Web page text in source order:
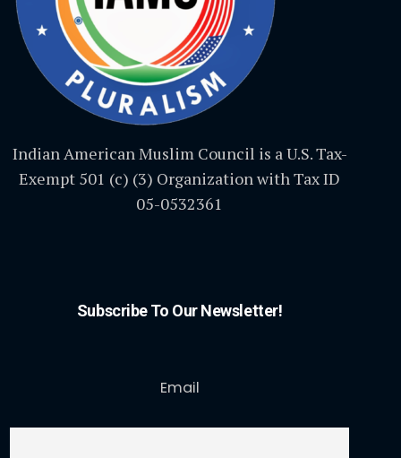
Indian American Muslim Council is a U.S. Tax-
Exempt 501 (c) (3) Organization with Tax ID
05-0532361
Subscribe To Our Newsletter!
Email